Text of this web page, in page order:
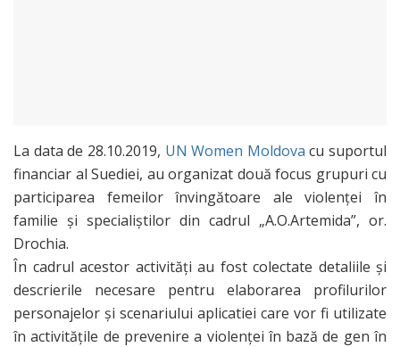
La data de 28.10.2019, UN Women Moldova cu suportul
financiar al Suediei, au organizat două focus grupuri cu
participarea femeilor învingătoare ale violenței în
familie și specialiștilor din cadrul „A.O.Artemida”, or.
Drochia.
În cadrul acestor activități au fost colectate detaliile și
descrierile necesare pentru elaborarea profilurilor
personajelor și scenariului aplicatiei care vor fi utilizate
în activitățile de prevenire a violenței în bază de gen în